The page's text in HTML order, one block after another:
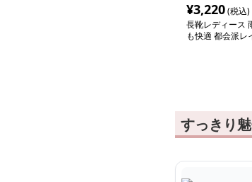
¥3,220(税込)
長靴レディース
も快適 都会派レ
すっきり